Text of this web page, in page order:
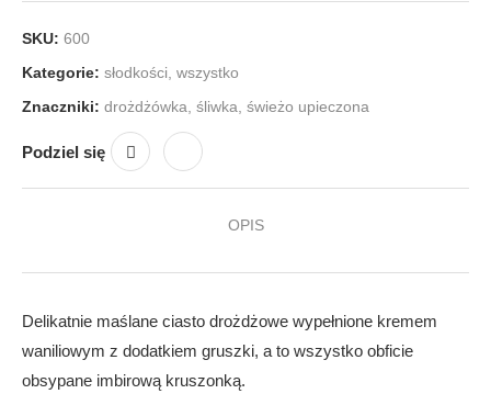
SKU: 600
Kategorie: słodkości wszystko
Znaczniki: drożdżówka śliwka świeżo upieczona
Podziel się
OPIS
Delikatnie maślane ciasto drożdżowe wypełnione kremem
waniliowym z dodatkiem gruszki, a to wszystko obficie
obsypane imbirową kruszonką.